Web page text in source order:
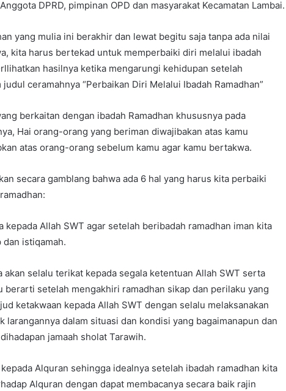
DPRD, pimpinan OPD dan masyarakat Kecamatan Lambai.
yang mulia ini berakhir dan lewat begitu saja tanpa ada nilai
kita harus bertekad untuk memperbaiki diri melalui ibadah
hasilnya ketika mengarungi kehidupan setelah
ceramahnya “Perbaikan Diri Melalui Ibadah Ramadhan”
berkaitan dengan ibadah Ramadhan khususnya pada
Hai orang-orang yang beriman diwajibakan atas kamu
atas orang-orang sebelum kamu agar kamu bertakwa.
secara gamblang bahwa ada 6 hal yang harus kita perbaiki
kepada Allah SWT agar setelah beribadah ramadhan iman kita
dan istiqamah.
akan selalu terikat kepada segala ketentuan Allah SWT serta
setelah mengakhiri ramadhan sikap dan perilaku yang
ketakwaan kepada Allah SWT dengan selalu melaksanakan
larangannya dalam situasi dan kondisi yang bagaimanapun dan
jamaah sholat Tarawih.
Alquran sehingga idealnya setelah ibadah ramadhan kita
Alquran dengan dapat membacanya secara baik rajin